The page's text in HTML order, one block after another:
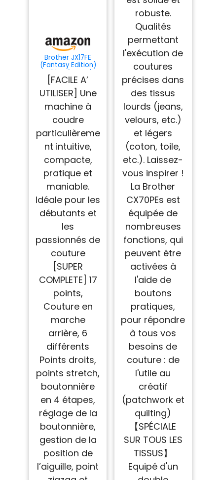
Brother JX17FE
(Fantasy Edition)
Machine à Coudre
électrique pour
Débutants,
Portable, 17 Points
différents, Couture
automatique,
points utiles,
élastiques et
décoratifs,
Multifonction
[FACILE A’
UTILISER] Une
machine à
coudre
particulièreme
nt intuitive,
compacte,
pratique et
maniable.
Idéale pour les
débutants et
les
passionnés de
couture
[SUPER
COMPLETE] 17
points,
Couture en
marche
arrière, 6
différents
Points droits,
points stretch,
boutonnière
en 4 étapes,
réglage de la
boutonnière,
gestion de la
position de
l’aiguille, point
robuste.
Qualités
permettant
l'exécution de
coutures
précises dans
des tissus
lourds (jeans,
velours, etc.)
et légers
(coton, toile,
etc.). Laissez-
vous inspirer !
La Brother
CX70PEs est
équipée de
nombreuses
fonctions, qui
peuvent être
activées à
l'aide de
boutons
pratiques,
pour répondre
à tous vos
besoins de
couture : de
l'utile au
créatif
(patchwork et
quilting)
【SPÉCIALE
SUR TOUS LES
TISSUS】
Equipé d'un